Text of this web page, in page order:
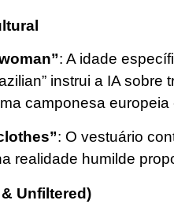
: A idade
instrui a IA
camponesa
: O vestuário
realidade humilde
Unfiltered)